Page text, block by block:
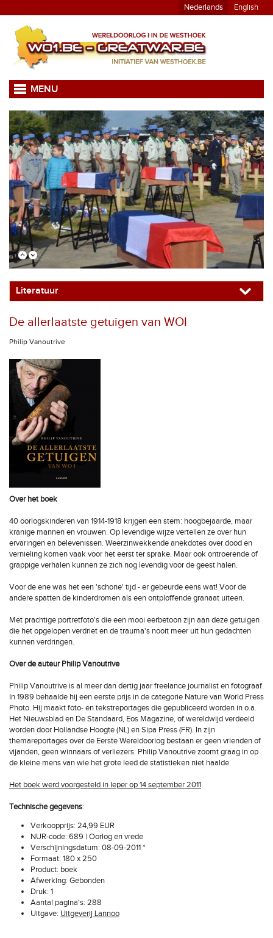
Nederlands English
MENU
Literatuur
De allerlaatste getuigen van WOI
Philip Vanoutrive
Over het boek
40 oorlogskinderen van 1914-1918 krijgen een stem: hoogbejaarde, maar
kranige mannen en vrouwen. Op levendige wijze vertellen ze over hun
ervaringen en belevenissen. Weerzinwekkende anekdotes over dood en
vernieling komen vaak voor het eerst ter sprake. Maar ook ontroerende of
grappige verhalen kunnen ze zich nog levendig voor de geest halen.
Voor de ene was het een 'schone' tijd - er gebeurde eens wat! Voor de
andere spatten de kinderdromen als een ontploffende granaat uiteen.
Met prachtige portretfoto's die een mooi eerbetoon zijn aan deze getuigen
die het opgelopen verdriet en de trauma's nooit meer uit hun gedachten
kunnen verdringen.
Over de auteur Philip Vanoutrive
Philip Vanoutrive is al meer dan dertig jaar freelance journalist en fotograaf.
In 1989 behaalde hij een eerste prijs in de categorie Nature van World Press
Photo. Hij maakt foto- en tekstreportages die gepubliceerd worden in o.a.
Het Nieuwsblad en De Standaard, Eos Magazine, of wereldwijd verdeeld
worden door Hollandse Hoogte (NL) en Sipa Press (FR). In zijn
themareportages over de Eerste Wereldoorlog bestaan er geen vrienden of
vijanden, geen winnaars of verliezers. Philip Vanoutrive zoomt graag in op
de kleine mens van wie het grote leed de statistieken niet haalde.
Het boek werd voorgesteld in Ieper op 14 september 2011.
Technische gegevens:
Verkoopprijs: 24,99 EUR
NUR-code: 689 | Oorlog en vrede
Verschijningsdatum: 08-09-2011 *
Formaat: 180 x 250
Product: boek
Afwerking: Gebonden
Druk: 1
Aantal pagina's: 288
Uitgave: Uitgeverij Lannoo